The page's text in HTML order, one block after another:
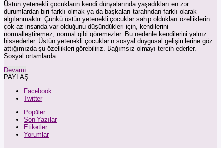
Üstün yetenekli çocukların kendi dünyalarında yaşadıkları en zor
durumlardan biri farklı olmak ya da başkaları tarafından farklı olarak
algılanmaktır. Çünkü üstün yetenekli çocuklar sahip oldukları özelliklerin
çok az insanda var olduğunu düşündükleri için, kendilerini
normalleştiremez, normal gibi göremezler. Bu nedenle kendilerini yalnız
hissederler. Üstün yetenekli çocukların sosyal duygusal gelişimlerine göz
attığımızda şu özellikleri görebiliriz. Bağımsız olmayı tercih ederler.
Sosyal ortamlarda …
Devamı
PAYLAŞ
Facebook
Twitter
Popüler
Son Yazılar
Etiketler
Yorumlar